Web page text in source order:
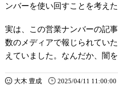
ンバーを使い回すことを考えた
実は、この営業ナンバーの記
数のメディアで報じられてい
えていました。なんだか、闇
大木 豊成 2025/04/11 11:00:00